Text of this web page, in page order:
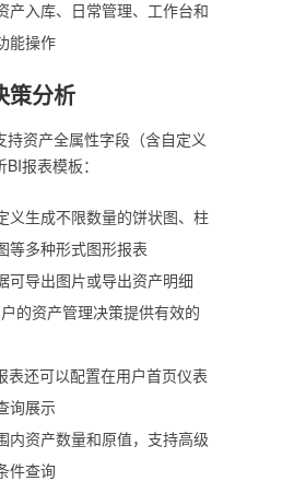
产入库、日常管理、工作台和
能操作
策分析
持资产全属性字段（含自定义
报表模板：
义生成不限数量的饼状图、柱
等多种形式图形报表
可导出图片或导出资产明细
的资产管理决策提供有效的
表还可以配置在用户首页仪表
询展示
内资产数量和原值，支持高级
件查询